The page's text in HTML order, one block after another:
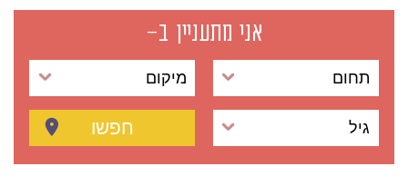
אני מתעניין ב-
תחום מיקום
גיל חפשו